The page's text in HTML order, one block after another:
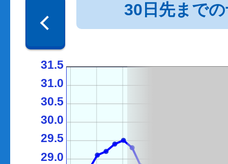
30日先まで
29.0
29.5
30.0
30.5
31.0
31.5